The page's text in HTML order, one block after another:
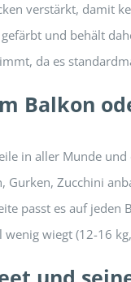
verstärkt, damit
und behält
da es
Balkon
in aller Munde und
Gurken, Zucchini
passt es auf jeden
wiegt (12-16